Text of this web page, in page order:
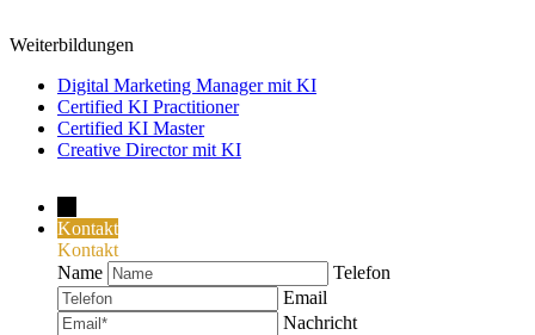
Weiterbildungen
Digital Marketing Manager mit KI
Certified KI Practitioner
Certified KI Master
Creative Director mit KI
Kontakt
Kontakt
Name
Telefon
Email
Nachricht